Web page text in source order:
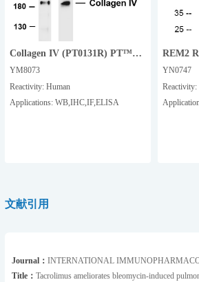
Collagen IV (PT0131R) PT™
Rabbit mAb
YM8073
Reactivity: Human
Applications: WB,IHC,IF,ELISA
REM2
YN0747
Reactivity:
文献引用
Journal： INTERNATIONAL
Title： Tacrolimus ameliorates bleomycin-induced